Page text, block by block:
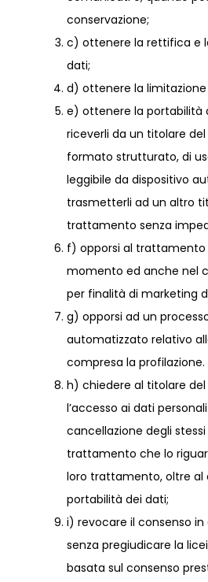
conservazione;
c) ottenere la rettifica e
dati;
d) ottenere la
e) ottenere la portabilità
riceverli da un titolare
formato strutturato, di
leggibile da dispositivo
trasmetterli ad un altro
trattamento senza
f) opporsi al trattamento
momento ed anche nel
per finalità di marketing
g) opporsi ad un
automatizzato relativo
compresa la profilazione.
h) chiedere al titolare
l’accesso ai dati
cancellazione degli
trattamento che lo
loro trattamento, oltre al
portabilità dei dati;
i) revocare il consenso
senza pregiudicare la
basata sul consenso